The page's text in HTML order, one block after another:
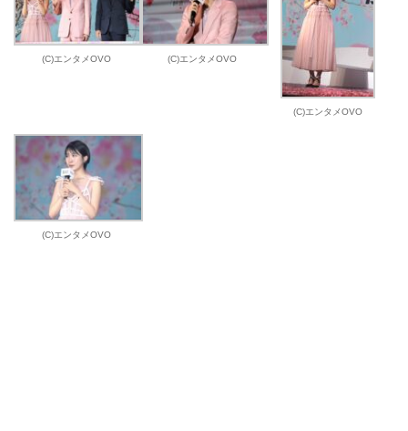
(C)エンタメOVO (C)エンタメOVO
(C)エンタメOVO
(C)エンタメOVO